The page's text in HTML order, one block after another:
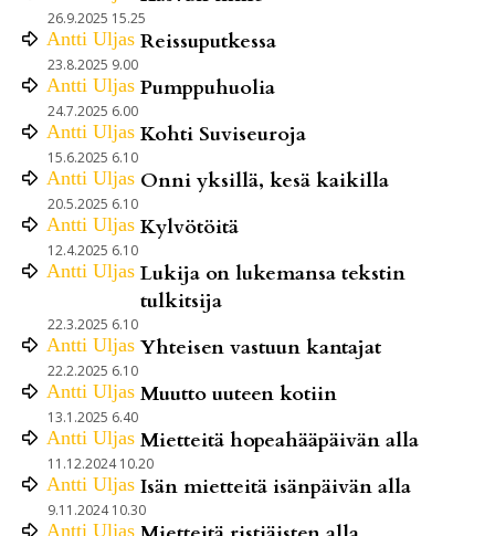
26.9.2025 15.25
Antti Uljas Reissuputkessa
23.8.2025 9.00
Antti Uljas Pumppuhuolia
24.7.2025 6.00
Antti Uljas Kohti Suviseuroja
15.6.2025 6.10
Antti Uljas Onni yksillä, kesä kaikilla
20.5.2025 6.10
Antti Uljas Kylvötöitä
12.4.2025 6.10
Antti Uljas Lukija on lukemansa tekstin
tulkitsija
22.3.2025 6.10
Antti Uljas Yhteisen vastuun kantajat
22.2.2025 6.10
Antti Uljas Muutto uuteen kotiin
13.1.2025 6.40
Antti Uljas Mietteitä hopeahääpäivän alla
11.12.2024 10.20
Antti Uljas Isän mietteitä isänpäivän alla
9.11.2024 10.30
Antti Uljas